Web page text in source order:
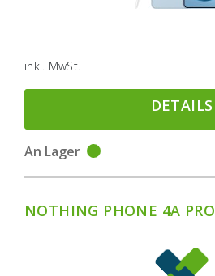
inkl. MwSt.
DETAILS
An Lager
NOTHING PHONE 4A PRO